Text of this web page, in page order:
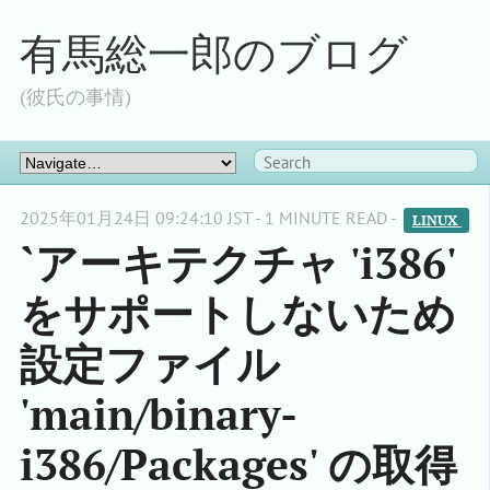
有馬総一郎のブログ
(彼氏の事情)
2025年01月24日 09:24:10 JST - 1 MINUTE READ - LINUX
`アーキテクチャ 'i386'
をサポートしないため
設定ファイル
'main/binary-
i386/Packages' の取得